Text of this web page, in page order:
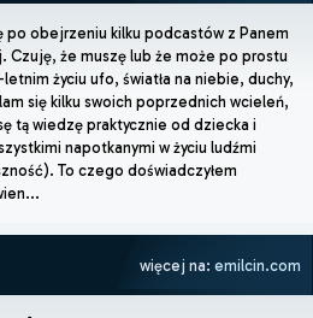
po obejrzeniu kilku podcastów z Panem
Czuję, że muszę lub że może po prostu
życiu ufo, światła na niebie, duchy,
się kilku swoich poprzednich wcieleń,
tą wiedzę praktycznie od dziecka i
napotkanymi w życiu ludźmi
To czego doświadczyłem
więcej na: emilcin.com